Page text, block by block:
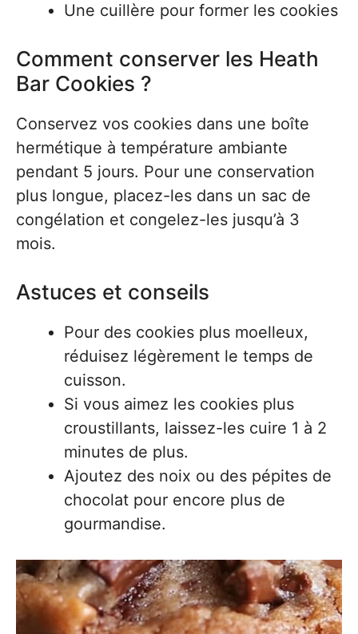
Une cuillère pour former les cookies
Comment conserver les Heath
Bar Cookies ?
Conservez vos cookies dans une boîte
hermétique à température ambiante
pendant 5 jours. Pour une conservation
plus longue, placez-les dans un sac de
congélation et congelez-les jusqu’à 3
mois.
Astuces et conseils
Pour des cookies plus moelleux,
réduisez légèrement le temps de
cuisson.
Si vous aimez les cookies plus
croustillants, laissez-les cuire 1 à 2
minutes de plus.
Ajoutez des noix ou des pépites de
chocolat pour encore plus de
gourmandise.